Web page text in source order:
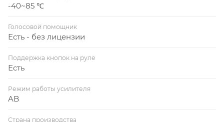
-40~85 ℃
Голосовой помощник
Есть - без лицензии
Поддержка кнопок на руле
Есть
Режим работы усилителя
AB
Страна производства